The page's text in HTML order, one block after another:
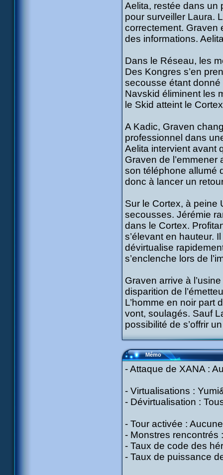
Aelita, restée dans un
pour surveiller Laura.
correctement. Graven
des informations.
Dans le Réseau, les
Des Kongres s’en
secousse étant
Navskid éliminent les
le Skid atteint le
A Kadic, Graven
professionnel dans
Aelita intervient avant
Graven de
son téléphone allumé
donc à lancer un
Sur le Cortex, à peine
secousses. Jérémie
dans le Cortex.
s’élevant en hauteur.
dévirtualise
s’enclenche lors de
Graven arrive à
disparition de
L’homme en noir part
vont, soulagés. Sauf
possibilité de s’offrir
Mémo
- Attaque de XANA :
- Virtualisations :
- Dévirtualisation :
- Tour activée : Aucune
- Monstres rencontrés
- Taux de code des
- Taux de puissance